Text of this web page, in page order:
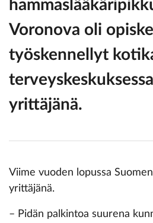
Voronova oli
työskennellyt
yrittäjänä.
Viime vuoden lopussa
yrittäjänä.
– Pidän palkintoa suurena